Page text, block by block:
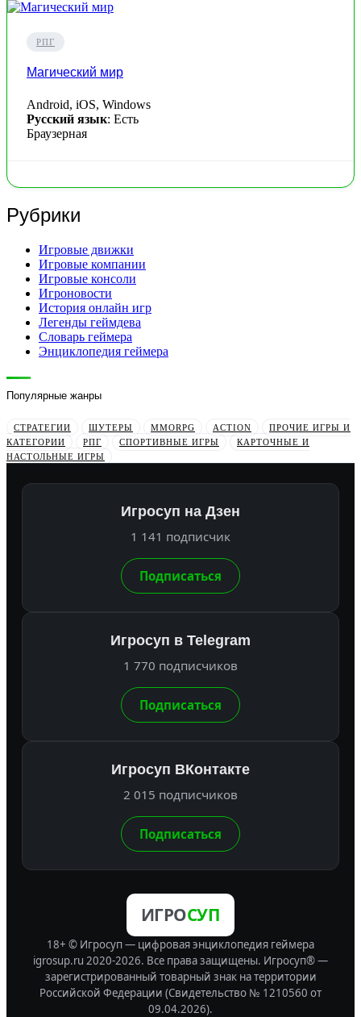
РПГ
Магический мир
Android, iOS, Windows
Русский язык: Есть
Браузерная
Рубрики
Игровые движки
Игровые компании
Игровые консоли
Игроновости
История онлайн игр
Легенды геймдева
Словарь геймера
Энциклопедия геймера
Популярные жанры
СТРАТЕГИИ ШУТЕРЫ MMORPG ACTION
ПРОЧИЕ ИГРЫ И
КАТЕГОРИИ
РПГ СПОРТИВНЫЕ ИГРЫ
КАРТОЧНЫЕ И
НАСТОЛЬНЫЕ ИГРЫ
Игросуп на Дзен
1 141 подписчик
Подписаться
Игросуп в Telegram
1 770 подписчиков
Подписаться
Игросуп ВКонтакте
2 015 подписчиков
Подписаться
ИГРОСУП
18+ © Игросуп — цифровая энциклопедия геймера
igrosup.ru 2020-2026. Все права защищены. Игросуп® —
зарегистрированный товарный знак на территории
Российской Федерации (Свидетельство № 1210560 от
09.04.2026).